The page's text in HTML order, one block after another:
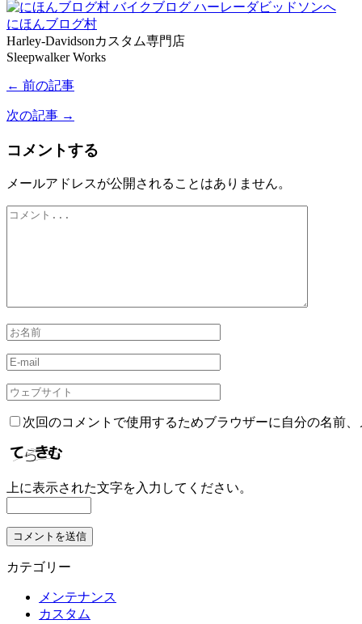
にほんブログ村
Harley-Davidsonカスタム専門店
Sleepwalker Works
← 前の記事
次の記事 →
コメントする
メールアドレスが公開されることはありません。
次回のコメントで使用するためブラウザーに自分の名前
上に表示された文字を入力してください。
カテゴリー
メンテナンス
カスタム